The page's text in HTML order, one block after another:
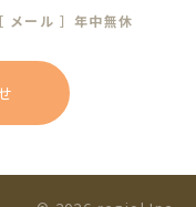
メール ］年中無休